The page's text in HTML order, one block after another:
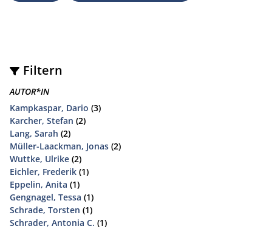
Filtern
AUTOR*IN
Kampkaspar, Dario (3)
Karcher, Stefan (2)
Lang, Sarah (2)
Müller-Laackman, Jonas (2)
Wuttke, Ulrike (2)
Eichler, Frederik (1)
Eppelin, Anita (1)
Gengnagel, Tessa (1)
Schrade, Torsten (1)
Schrader, Antonia C. (1)